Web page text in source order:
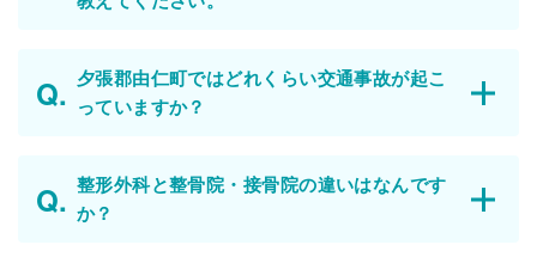
夕張郡由仁町ではどれくらい交通事故が起こ
っていますか？
整形外科と整骨院・接骨院の違いはなんです
か？